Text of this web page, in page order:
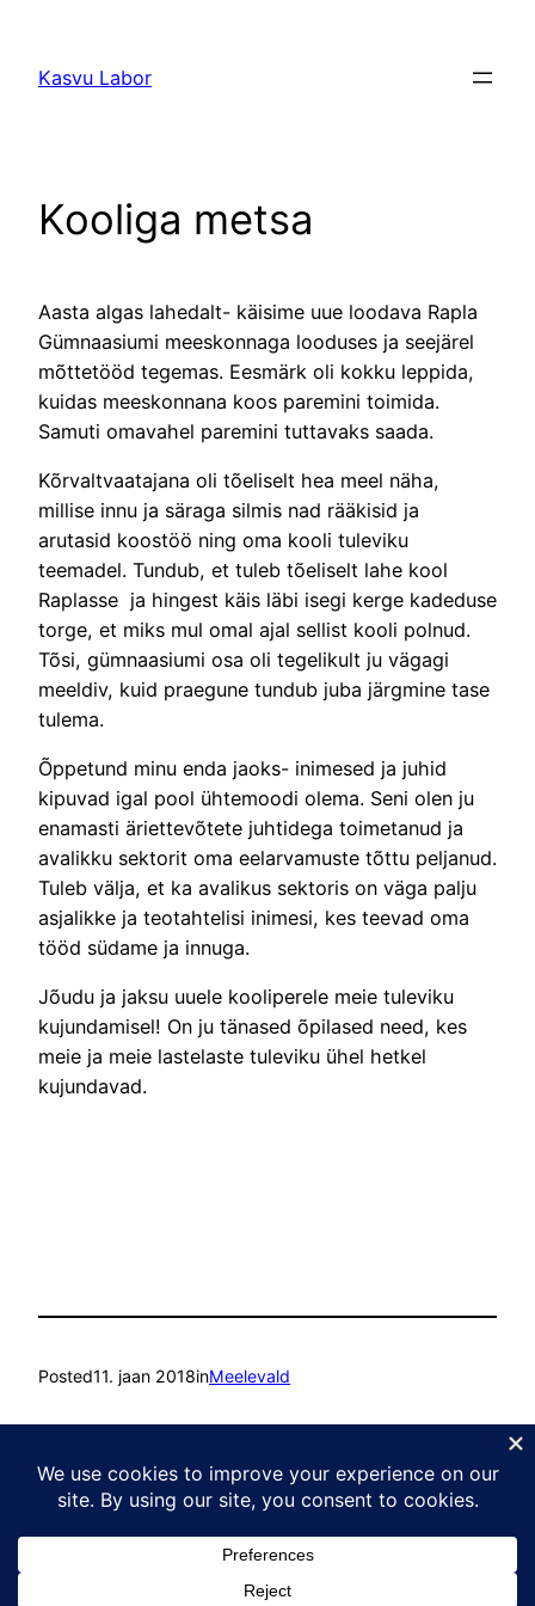
juurde
Kasvu Labor
Kooliga metsa
Aasta algas lahedalt- käisime uue loodava Rapla
Gümnaasiumi meeskonnaga looduses ja seejärel
mõttetööd tegemas. Eesmärk oli kokku leppida,
kuidas meeskonnana koos paremini toimida.
Samuti omavahel paremini tuttavaks saada.
Kõrvaltvaatajana oli tõeliselt hea meel näha,
millise innu ja säraga silmis nad rääkisid ja
arutasid koostöö ning oma kooli tuleviku
teemadel. Tundub, et tuleb tõeliselt lahe kool
Raplasse ja hingest käis läbi isegi kerge kadeduse
torge, et miks mul omal ajal sellist kooli polnud.
Tõsi, gümnaasiumi osa oli tegelikult ju vägagi
meeldiv, kuid praegune tundub juba järgmine tase
tulema.
Õppetund minu enda jaoks- inimesed ja juhid
kipuvad igal pool ühtemoodi olema. Seni olen ju
enamasti äriettevõtete juhtidega toimetanud ja
avalikku sektorit oma eelarvamuste tõttu peljanud.
Tuleb välja, et ka avalikus sektoris on väga palju
asjalikke ja teotahtelisi inimesi, kes teevad oma
tööd südame ja innuga.
Jõudu ja jaksu uuele kooliperele meie tuleviku
kujundamisel! On ju tänased õpilased need, kes
meie ja meie lastelaste tuleviku ühel hetkel
kujundavad.
Posted11. jaan 2018inMeelevald
Tags:
Proudly powered by